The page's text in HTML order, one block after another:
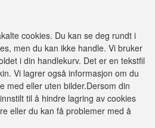
cookies. Du kan se deg rundt i
men du kan ikke handle. Vi bruker
i din handlekurv. Det er en tekstfil
Vi lagrer også informasjon om du
med eller uten bilder.Dersom din
til å hindre lagring av cookies
eller du kan få problemer med å